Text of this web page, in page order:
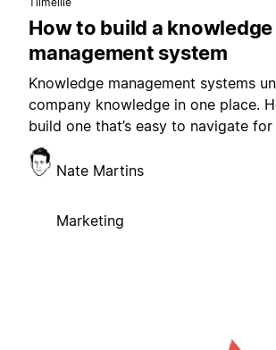
How to build a knowledge
management system
Knowledge management systems
company knowledge in one place.
build one that’s easy to navigate
Nate Martins
Marketing